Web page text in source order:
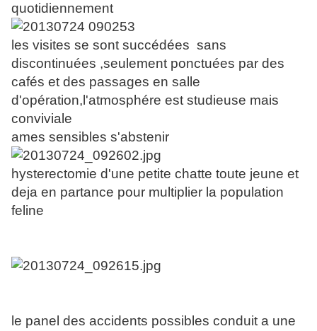
quotidiennement
les visites se sont succédées sans
discontinuées ,seulement ponctuées par des
cafés et des passages en salle
d'opération,l'atmosphére est studieuse mais
conviviale
ames sensibles s'abstenir
hysterectomie d'une petite chatte toute jeune et
deja en partance pour multiplier la population
feline
le panel des accidents possibles conduit a une